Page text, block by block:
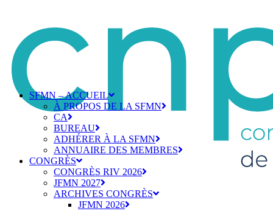
SFMN – ACCUEIL
À PROPOS DE LA SFMN
CA
BUREAU
ADHÉRER À LA SFMN
ANNUAIRE DES MEMBRES
CONGRÈS
CONGRÈS RIV 2026
JFMN 2027
ARCHIVES CONGRÈS
JFMN 2026